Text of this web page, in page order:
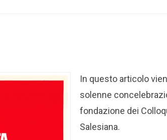
In questo articolo
solenne
fondazione dei
Salesiana.